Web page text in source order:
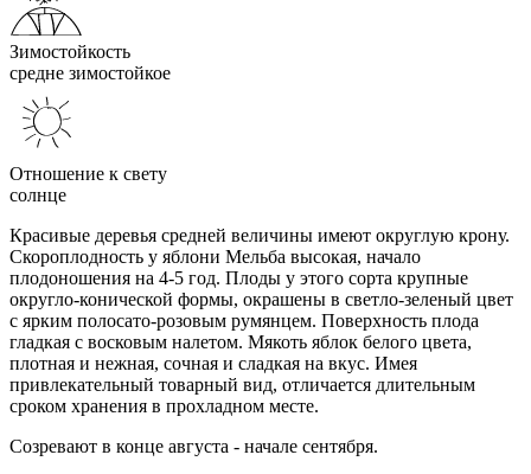
Зимостойкость
средне зимостойкое
Отношение к свету
солнце
Красивые деревья средней величины имеют округлую крону.
Скороплодность у яблони Мельба высокая, начало
плодоношения на 4-5 год. Плоды у этого сорта крупные
округло-конической формы, окрашены в светло-зеленый цвет
с ярким полосато-розовым румянцем. Поверхность плода
гладкая с восковым налетом. Мякоть яблок белого цвета,
плотная и нежная, сочная и сладкая на вкус. Имея
привлекательный товарный вид, отличается длительным
сроком хранения в прохладном месте.
Созревают в конце августа - начале сентября.